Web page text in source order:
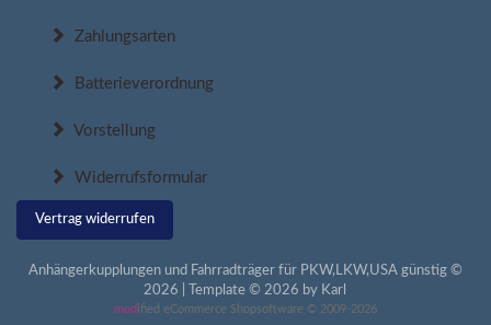
Zahlungsarten
Batterieverordnung
Vorstellung
Widerrufsformular
Vertrag widerrufen
Anhängerkupplungen und Fahrradträger für PKW,LKW,USA günstig ©
2026 | Template © 2026 by Karl
mod ified eCommerce Shopsoftware © 2009-2026